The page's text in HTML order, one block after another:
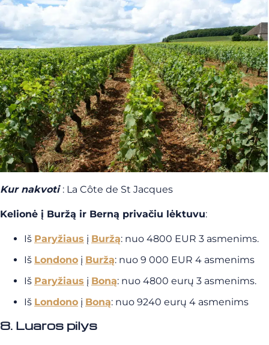
Kur nakvoti : La Côte de St Jacques
Kelionė į Buržą ir Berną privačiu lėktuvu:
Iš Paryžiaus į Buržą: nuo 4800 EUR 3 asmenims.
Iš Londono į Buržą: nuo 9 000 EUR 4 asmenims
Iš Paryžiaus į Boną: nuo 4800 eurų 3 asmenims.
Iš Londono į Boną: nuo 9240 eurų 4 asmenims
8. Luaros pilys